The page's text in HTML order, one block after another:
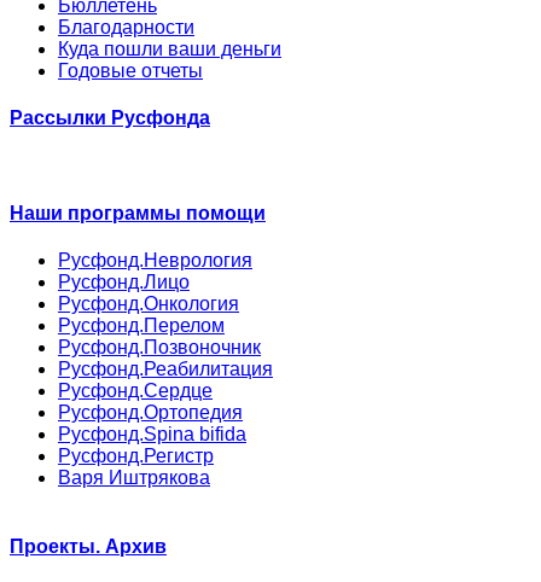
Бюллетень
Благодарности
Куда пошли ваши деньги
Годовые отчеты
Рассылки Русфонда
Наши программы помощи
Русфонд.Неврология
Русфонд.Лицо
Русфонд.Онкология
Русфонд.Перелом
Русфонд.Позвоночник
Русфонд.Реабилитация
Русфонд.Сердце
Русфонд.Ортопедия
Русфонд.Spina bifida
Русфонд.Регистр
Варя Иштрякова
Проекты. Архив